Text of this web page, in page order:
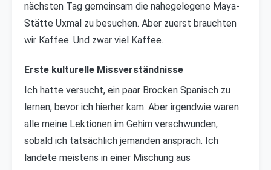
nächsten Tag gemeinsam die nahegelegene Maya-
Stätte Uxmal zu besuchen. Aber zuerst brauchten
wir Kaffee. Und zwar viel Kaffee.
Erste kulturelle Missverständnisse
Ich hatte versucht, ein paar Brocken Spanisch zu
lernen, bevor ich hierher kam. Aber irgendwie waren
alle meine Lektionen im Gehirn verschwunden,
sobald ich tatsächlich jemanden ansprach. Ich
landete meistens in einer Mischung aus